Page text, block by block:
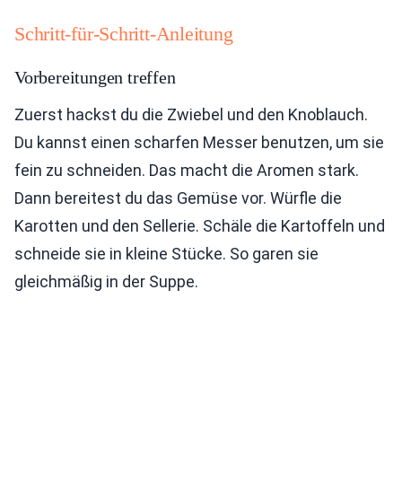
Schritt-für-Schritt-Anleitung
Vorbereitungen treffen
Zuerst hackst du die Zwiebel und den Knoblauch.
Du kannst einen scharfen Messer benutzen, um sie
fein zu schneiden. Das macht die Aromen stark.
Dann bereitest du das Gemüse vor. Würfle die
Karotten und den Sellerie. Schäle die Kartoffeln und
schneide sie in kleine Stücke. So garen sie
gleichmäßig in der Suppe.